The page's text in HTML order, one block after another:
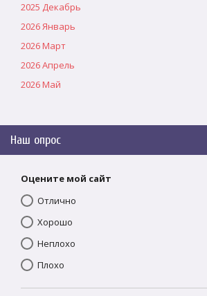
2025 Декабрь
2026 Январь
2026 Март
2026 Апрель
2026 Май
Наш опрос
Оцените мой сайт
Отлично
Хорошо
Неплохо
Плохо